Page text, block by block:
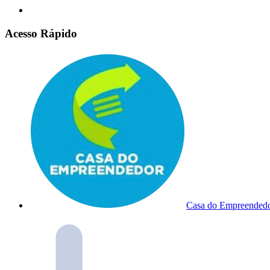
Acesso Rápido
Casa do